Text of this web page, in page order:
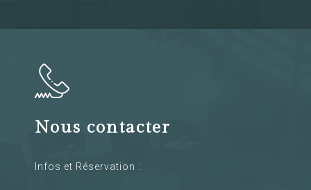
Nous contacter
Infos et Réservation :